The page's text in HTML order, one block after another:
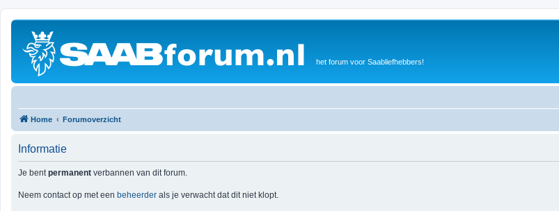
het forum voor Saabliefhebbers!
Home Forumoverzicht
Informatie
Je bentpermanent verbannen van dit forum.
Neem contact op met een beheerder als je verwacht dat dit niet klopt.